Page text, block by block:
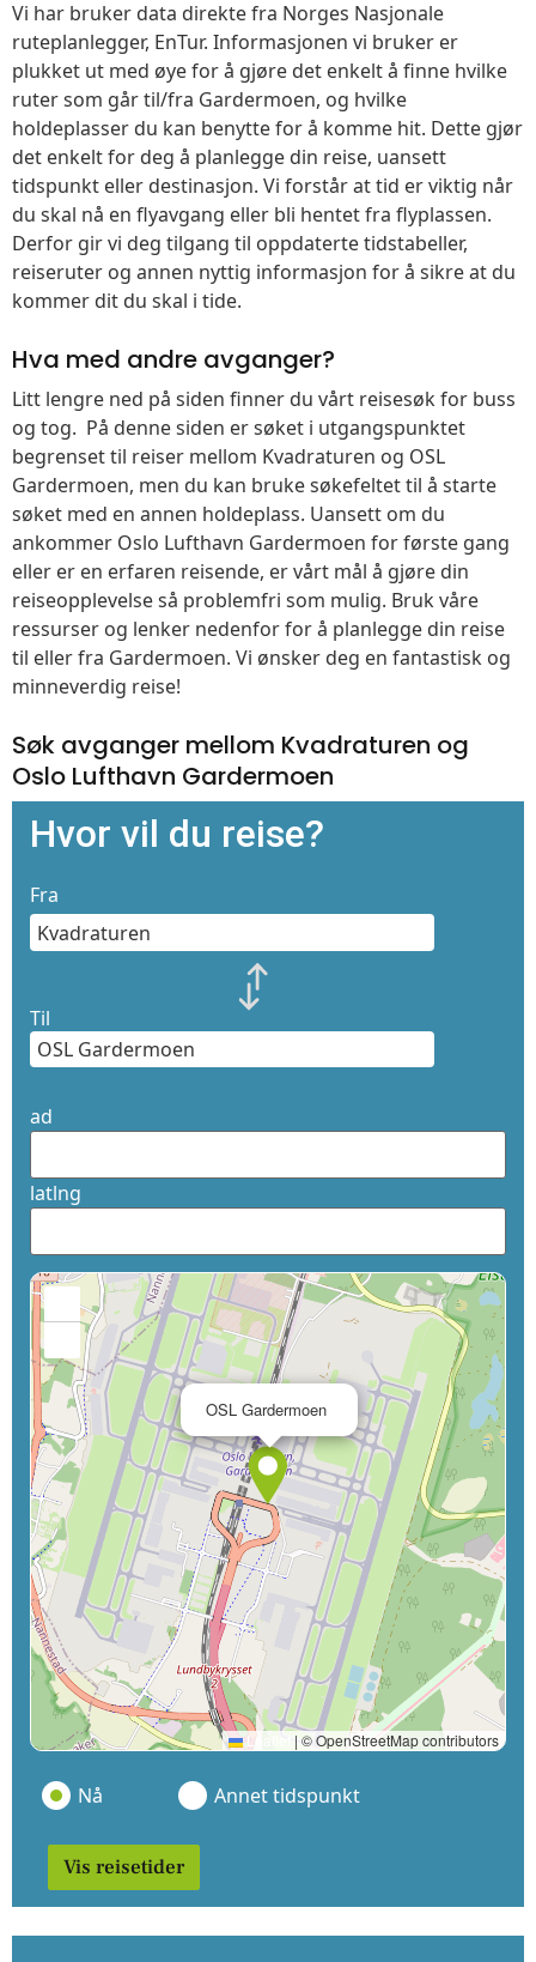
Vi har bruker data direkte fra Norges Nasjonale
ruteplanlegger, EnTur. Informasjonen vi bruker er
plukket ut med øye for å gjøre det enkelt å finne hvilke
ruter som går til/fra Gardermoen, og hvilke
holdeplasser du kan benytte for å komme hit. Dette gjør
det enkelt for deg å planlegge din reise, uansett
tidspunkt eller destinasjon. Vi forstår at tid er viktig når
du skal nå en flyavgang eller bli hentet fra flyplassen.
Derfor gir vi deg tilgang til oppdaterte tidstabeller,
reiseruter og annen nyttig informasjon for å sikre at du
kommer dit du skal i tide.
Hva med andre avganger?
Litt lengre ned på siden finner du vårt reisesøk for buss
og tog. På denne siden er søket i utgangspunktet
begrenset til reiser mellom Kvadraturen og OSL
Gardermoen, men du kan bruke søkefeltet til å starte
søket med en annen holdeplass. Uansett om du
ankommer Oslo Lufthavn Gardermoen for første gang
eller er en erfaren reisende, er vårt mål å gjøre din
reiseopplevelse så problemfri som mulig. Bruk våre
ressurser og lenker nedenfor for å planlegge din reise
til eller fra Gardermoen. Vi ønsker deg en fantastisk og
minneverdig reise!
Søk avganger mellom Kvadraturen og
Oslo Lufthavn Gardermoen
Hvor vil du reise?
Fra
Til
ad
latlng
OSL Gardermoen
Leaflet | © OpenStreetMap contributors
Nå Annet tidspunkt
Vis reisetider